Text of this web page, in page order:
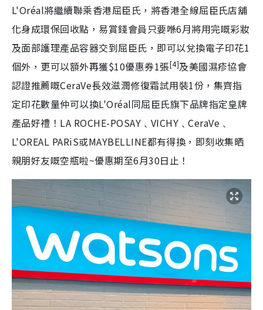
L'Oréal將繼續聯乘香港屈臣氏，將香港全線屈臣氏店舖
化身成環保回收點，易賞錢會員只要喺6月將用完嘅彩妝
及面部護理產品容器交到屈臣氏，即可以兌換電子印花1
個外，更可以額外再獲$10優惠券1張[4]及美國濕疹協會
認證推薦嘅CeraVe長效滋潤修復霜試用裝1份，集齊指
定印花數量仲可以換L'Oréal同屈臣氏旗下品牌指定皇牌
產品好禮！LA ROCHE-POSAY﹑VICHY﹑CeraVe﹑
L'OREAL PARiS或MAYBELLINE都有得換，即刻收集晒
親朋好友嘅空瓶啦~優惠期至6月30日止！